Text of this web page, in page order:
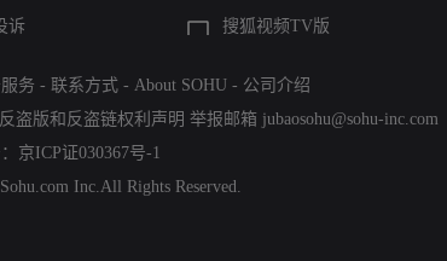
诉
搜狐视频TV版
务 - 联系方式 - About SOHU - 公司介绍
反盗版和反盗链权利声明 举报邮箱 jubaosohu@sohu-inc.com
京ICP证030367号-1
Inc.All Rights Reserved.